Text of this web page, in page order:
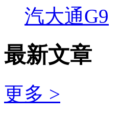
汽大通G9
最新文章
更多 >